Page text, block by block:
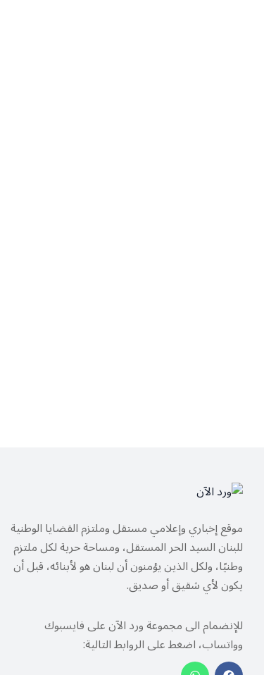
موقع إخباري وإعلامي مستقل وملتزم القضايا الوطنية
للبنان السيد الحر المستقل، ومساحة حرية لكل ملتزم
وطنيًا، ولكل الذين يؤمنون أن لبنان هو لأبنائه، قبل أن
يكون لأي شقيق أو صديق.
للإنضمام الى مجموعة ورد الآن على فايسبوك
وواتساب، اضغط على الروابط التالية: